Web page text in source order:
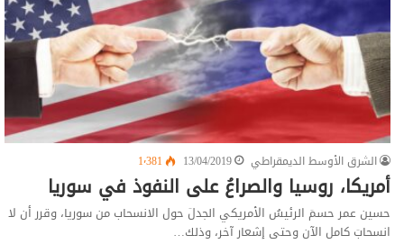
الشرق الأوسط الديمقراطي 13/04/2019 1٬381
أمريكا، روسيا والصراعُ على النفوذ في سوريا
حسين عمر حسمَ الرئيسُ الأمريكي الجدلَ حول الانسحاب من سوريا، وقرر أن لا
انسحابَ كامل الآن وحتى إشعار آخر، وذلك…